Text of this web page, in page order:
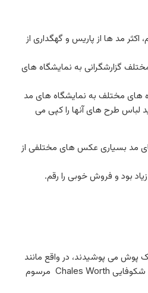
مد ها از پاریس و گهگداری از
گزارشگرانی به نمایشگاه های
های مختلف به نمایشگاه های مد
لباس طرح های آنها را کپی می
مد بسیاری عکس های مختلفی از
بود و فروش خوبی را رقم.
پوش می پوشیدند، در واقع مانند
لباس هایی بود که طی دوران شکوفایی Chales Worth مرسوم